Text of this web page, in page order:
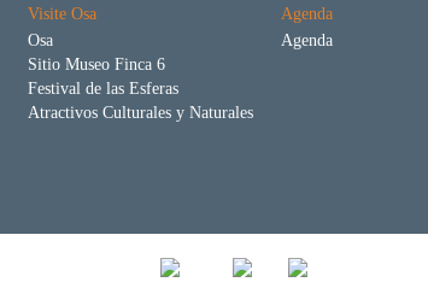
Visite Osa
Osa
Sitio Museo Finca 6
Festival de las Esferas
Atractivos Culturales y Naturales
Agenda
Agenda